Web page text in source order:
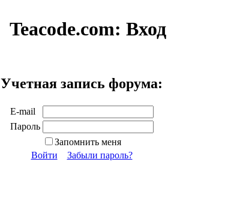
Teacode.com: Вход
Учетная запись форума:
E-mail
Пароль
Запомнить меня
Войти
Забыли пароль?